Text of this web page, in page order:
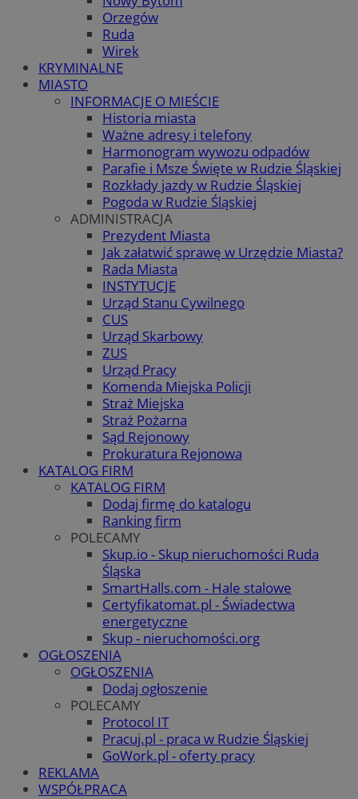
Orzegów
Ruda
Wirek
KRYMINALNE
MIASTO
INFORMACJE O MIEŚCIE
Historia miasta
Ważne adresy i telefony
Harmonogram wywozu odpadów
Parafie i Msze Święte w Rudzie Śląskiej
Rozkłady jazdy w Rudzie Śląskiej
Pogoda w Rudzie Śląskiej
ADMINISTRACJA
Prezydent Miasta
Jak załatwić sprawę w Urzędzie Miasta?
Rada Miasta
INSTYTUCJE
Urząd Stanu Cywilnego
CUS
Urząd Skarbowy
ZUS
Urząd Pracy
Komenda Miejska Policji
Straż Miejska
Straż Pożarna
Sąd Rejonowy
Prokuratura Rejonowa
KATALOG FIRM
KATALOG FIRM
Dodaj firmę do katalogu
Ranking firm
POLECAMY
Skup.io - Skup nieruchomości Ruda
Śląska
SmartHalls.com - Hale stalowe
Certyfikatomat.pl - Świadectwa
energetyczne
Skup - nieruchomości.org
OGŁOSZENIA
OGŁOSZENIA
Dodaj ogłoszenie
POLECAMY
Protocol IT
Pracuj.pl - praca w Rudzie Śląskiej
GoWork.pl - oferty pracy
REKLAMA
WSPÓŁPRACA